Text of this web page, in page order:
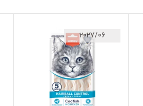
2027/06